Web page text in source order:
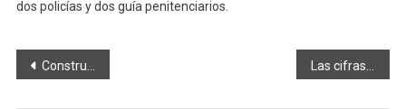
dos policías y dos guía penitenciarios.
Navegación
de
Construyen sistema de riego presurizado en San Juan Las cifras de accidentes y muerte empeoran